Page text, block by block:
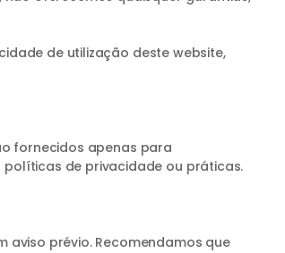
de utilização deste website,
fornecidos apenas para
de privacidade ou práticas.
prévio. Recomendamos que